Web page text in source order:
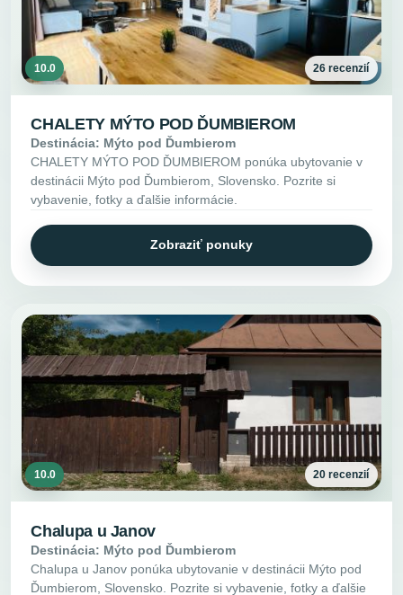
10.0 26 recenzií
CHALETY MÝTO POD ĎUMBIEROM
Destinácia: Mýto pod Ďumbierom
CHALETY MÝTO POD ĎUMBIEROM ponúka ubytovanie v
destinácii Mýto pod Ďumbierom, Slovensko. Pozrite si
vybavenie, fotky a ďalšie informácie.
Zobraziť ponuky
10.0 20 recenzií
Chalupa u Janov
Destinácia: Mýto pod Ďumbierom
Chalupa u Janov ponúka ubytovanie v destinácii Mýto pod
Ďumbierom, Slovensko. Pozrite si vybavenie, fotky a ďalšie